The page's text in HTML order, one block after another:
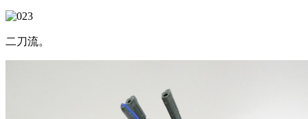
二刀流。